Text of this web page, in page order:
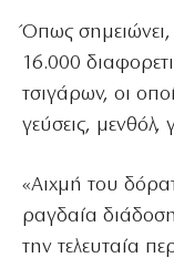
Όπως σημειώνει,
16.000
τσιγάρων, οι
γεύσεις,
«Αιχμή του
ραγδαία
την τελευταία